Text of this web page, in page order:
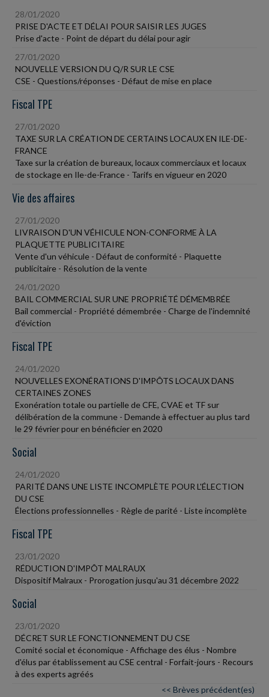
28/01/2020
PRISE D'ACTE ET DÉLAI POUR SAISIR LES JUGES
Prise d'acte - Point de départ du délai pour agir
27/01/2020
NOUVELLE VERSION DU Q/R SUR LE CSE
CSE - Questions/réponses - Défaut de mise en place
Fiscal TPE
27/01/2020
TAXE SUR LA CRÉATION DE CERTAINS LOCAUX EN ILE-DE-
FRANCE
Taxe sur la création de bureaux, locaux commerciaux et locaux
de stockage en Ile-de-France - Tarifs en vigueur en 2020
Vie des affaires
27/01/2020
LIVRAISON D'UN VÉHICULE NON-CONFORME À LA
PLAQUETTE PUBLICITAIRE
Vente d'un véhicule - Défaut de conformité - Plaquette
publicitaire - Résolution de la vente
24/01/2020
BAIL COMMERCIAL SUR UNE PROPRIÉTÉ DÉMEMBRÉE
Bail commercial - Propriété démembrée - Charge de l'indemnité
d'éviction
Fiscal TPE
24/01/2020
NOUVELLES EXONÉRATIONS D'IMPÔTS LOCAUX DANS
CERTAINES ZONES
Exonération totale ou partielle de CFE, CVAE et TF sur
délibération de la commune - Demande à effectuer au plus tard
le 29 février pour en bénéficier en 2020
Social
24/01/2020
PARITÉ DANS UNE LISTE INCOMPLÈTE POUR L'ÉLECTION
DU CSE
Élections professionnelles - Règle de parité - Liste incomplète
Fiscal TPE
23/01/2020
RÉDUCTION D'IMPÔT MALRAUX
Dispositif Malraux - Prorogation jusqu'au 31 décembre 2022
Social
23/01/2020
DÉCRET SUR LE FONCTIONNEMENT DU CSE
Comité social et économique - Affichage des élus - Nombre
d'élus par établissement au CSE central - Forfait-jours - Recours
à des experts agréés
<< Brèves précédent(es)